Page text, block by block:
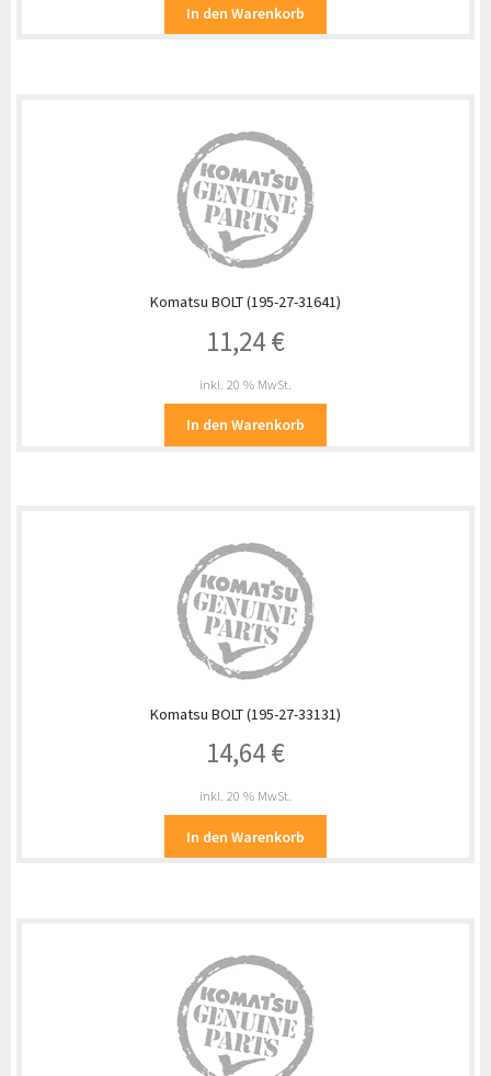
In den Warenkorb
Komatsu BOLT (195-27-31641)
11,24€
inkl. 20 % MwSt.
In den Warenkorb
Komatsu BOLT (195-27-33131)
14,64€
inkl. 20 % MwSt.
In den Warenkorb